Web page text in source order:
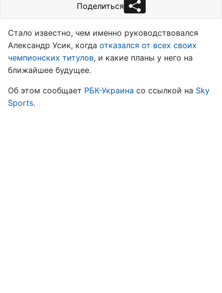
Поделиться
Стало известно, чем именно руководствовался
Александр Усик, когда отказался от всех своих
чемпионских титулов, и какие планы у него на
ближайшее будущее.
Об этом сообщает РБК-Украина со ссылкой на Sky
Sports.